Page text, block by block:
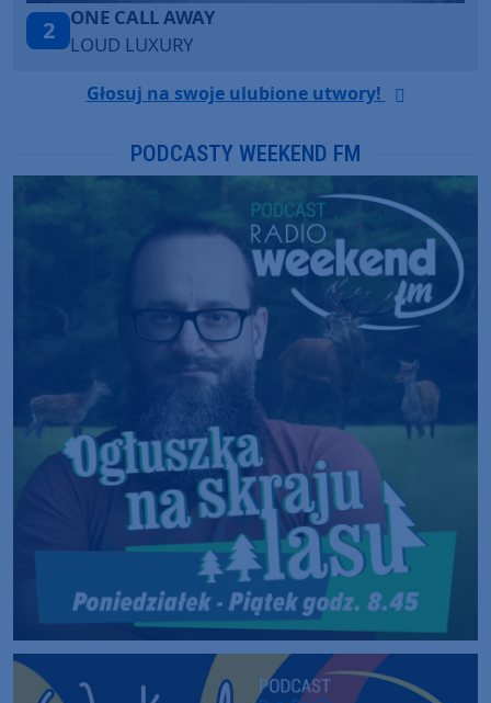
3
Talk To You
ANOTR ft. 54 Ultra
Głosuj na swoje ulubione utwory!
PODCASTY WEEKEND FM